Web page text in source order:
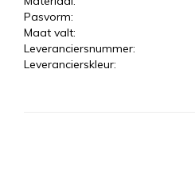
Pasvorm:
Maat valt:
Leveranciersnummer:
Leverancierskleur: